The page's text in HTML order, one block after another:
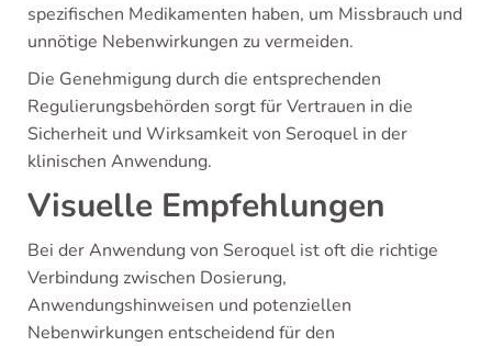
spezifischen Medikamenten haben, um Missbrauch und
unnötige Nebenwirkungen zu vermeiden.
Die Genehmigung durch die entsprechenden
Regulierungsbehörden sorgt für Vertrauen in die
Sicherheit und Wirksamkeit von Seroquel in der
klinischen Anwendung.
Visuelle Empfehlungen
Bei der Anwendung von Seroquel ist oft die richtige
Verbindung zwischen Dosierung,
Anwendungshinweisen und potenziellen
Nebenwirkungen entscheidend für den